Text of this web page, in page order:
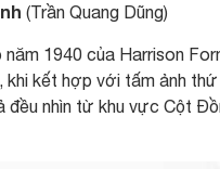
(Trần Quang Dũng)
1940 của Harrison
khi kết hợp với tấm ảnh
đều nhìn từ khu vực Cột